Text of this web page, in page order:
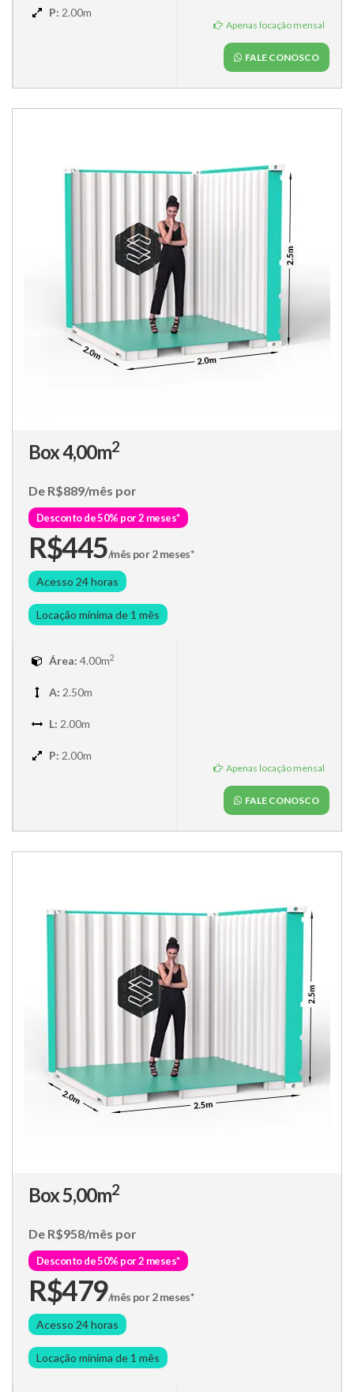
P: 2.00m
Apenas locação mensal
FALE CONOSCO
Box 4,00m2
De R$889/mês por
Desconto de 50% por 2 meses*
R$445/mês por 2 meses*
Acesso 24 horas
Locação mínima de 1 mês
Área: 4.00m2
A: 2.50m
L: 2.00m
P: 2.00m
Apenas locação mensal
FALE CONOSCO
Box 5,00m2
De R$958/mês por
Desconto de 50% por 2 meses*
R$479/mês por 2 meses*
Acesso 24 horas
Locação mínima de 1 mês